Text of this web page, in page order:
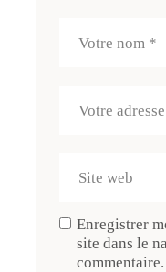
Enregistrer
site dans le
commentaire.